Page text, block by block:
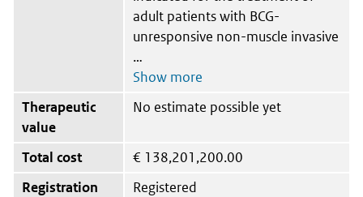
adult patients with BCG-
unresponsive non-muscle invasive
Therapeutic
value
No estimate possible yet
Total cost € 138,201,200.00
Registration
Registered